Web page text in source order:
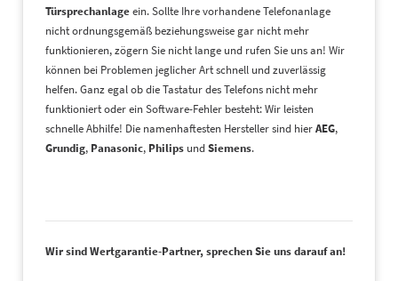
Türsprechanlageein. Sollte Ihre vorhandene Telefonanlage
nicht ordnungsgemäß beziehungsweise gar nicht mehr
funktionieren, zögern Sie nicht lange und rufen Sie uns an! Wir
können bei Problemen jeglicher Art schnell und zuverlässig
helfen. Ganz egal ob die Tastatur des Telefons nicht mehr
funktioniert oder ein Software-Fehler besteht: Wir leisten
schnelle Abhilfe! Die namenhaftesten Hersteller sind hierAEG,
Grundig, Panasonic, Philips undSiemens.
Wir sind Wertgarantie-Partner, sprechen Sie uns darauf an!